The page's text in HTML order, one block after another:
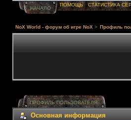
НАЧАЛО
ПОМОЩЬ СТАТИСТИКА
NoX World - форум об игре NoX > Профиль
ПРОФИЛЬ ПОЛЬЗОВАТЕЛЯ
Основная информация